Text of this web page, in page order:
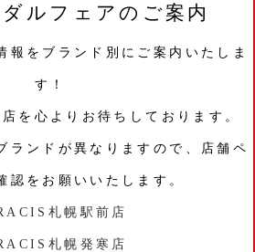
ルフェアのご案内
報をブランド別にご案内いたしま
す！
を心よりお待ちしております。
ランドが異なりますので、店舗ペ
認をお願いいたします。
札幌駅前店
札幌発寒店